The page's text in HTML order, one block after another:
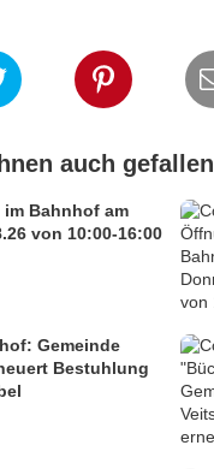
auch gefallen
Bahnhof am
von 10:00-16:00
Gemeinde
Bestuhlung